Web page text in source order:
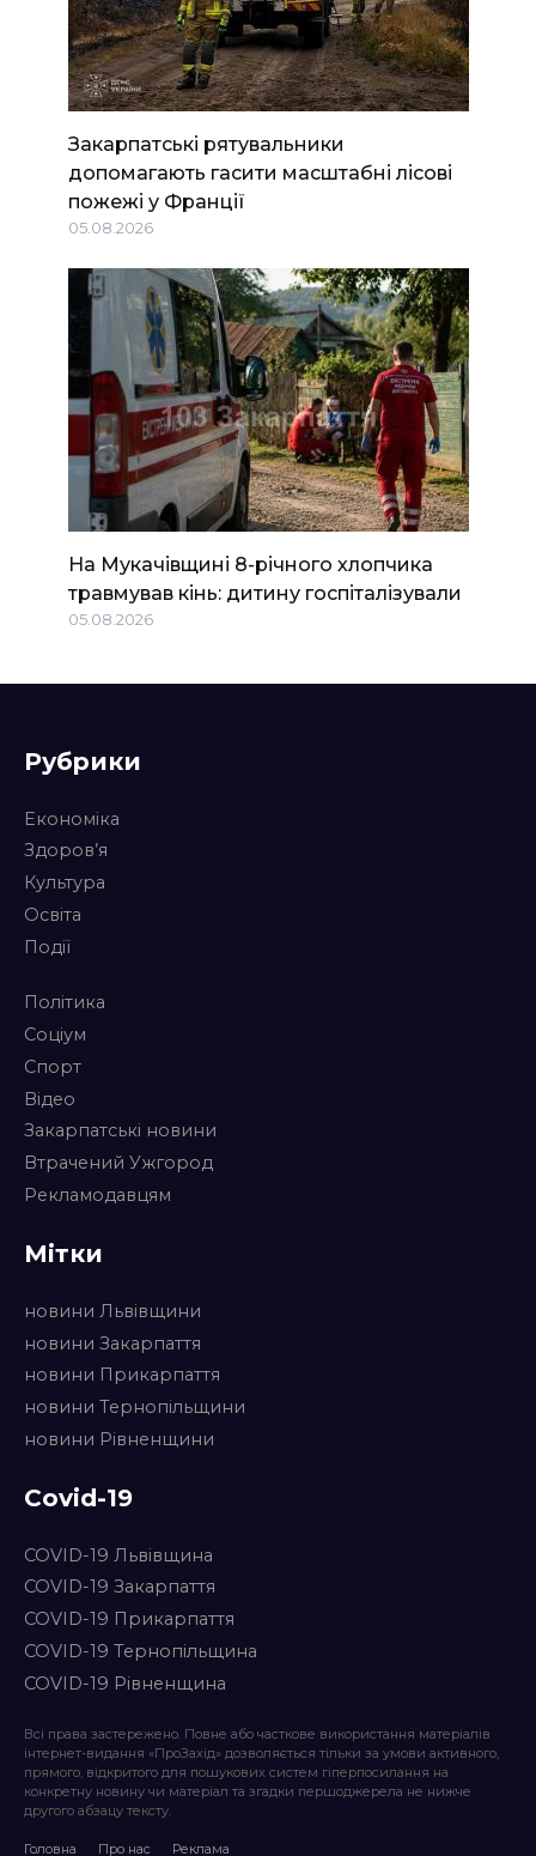
Закарпатські рятувальники
допомагають гасити масштабні лісові
пожежі у Франції
05.08.2026
На Мукачівщині 8-річного хлопчика
травмував кінь: дитину госпіталізували
05.08.2026
Рубрики
Економіка
Здоров’я
Культура
Освіта
Події
Політика
Соціум
Спорт
Відео
Закарпатські новини
Втрачений Ужгород
Рекламодавцям
Мітки
новини Львівщини
новини Закарпаття
новини Прикарпаття
новини Тернопільщини
новини Рівненщини
Covid-19
COVID-19 Львівщина
COVID-19 Закарпаття
COVID-19 Прикарпаття
COVID-19 Тернопільщина
COVID-19 Рівненщина
Всі права застережено. Повне або часткове використання матеріалів
інтернет-видання «ПроЗахід» дозволяється тільки за умови активного,
прямого, відкритого для пошукових систем гіперпосилання на
конкретну новину чи матеріал та згадки першоджерела не нижче
другого абзацу тексту.
Головна Про нас Реклама